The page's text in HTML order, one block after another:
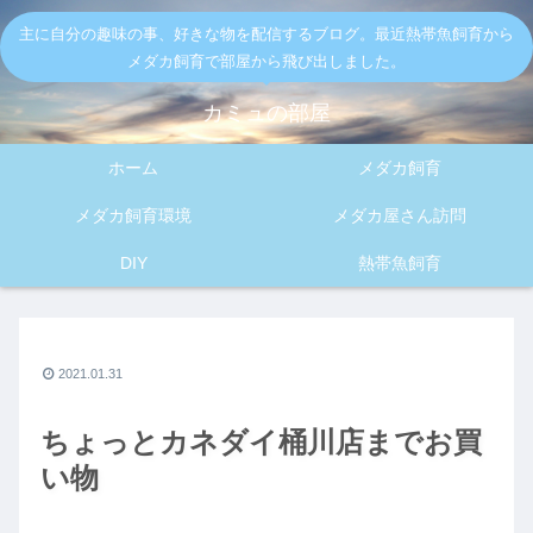
主に自分の趣味の事、好きな物を配信するブログ。最近熱帯魚飼育から
メダカ飼育で部屋から飛び出しました。
カミュの部屋
ホーム メダカ飼育
メダカ飼育環境 メダカ屋さん訪問
DIY 熱帯魚飼育
ちょっとカネダイ桶川店までお買
い物
2021.01.31